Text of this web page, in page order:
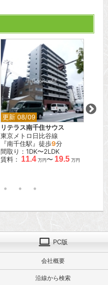
更新 08/09
リテラス南千住サウス
東京メトロ日比谷線
『南千住駅』徒歩9分
間取り：1DK〜2LDK
賃料： 11.4 万円〜 19.5 万円
更新
PC版
会社概要
沿線から検索